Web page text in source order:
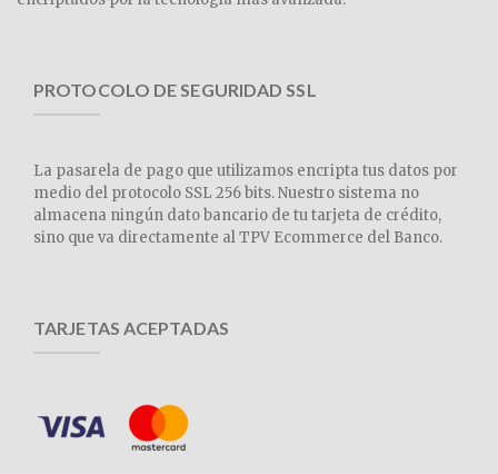
PROTOCOLO DE SEGURIDAD SSL
La pasarela de pago que utilizamos encripta tus datos por
medio del protocolo SSL 256 bits. Nuestro sistema no
almacena ningún dato bancario de tu tarjeta de crédito,
sino que va directamente al TPV Ecommerce del Banco.
TARJETAS ACEPTADAS